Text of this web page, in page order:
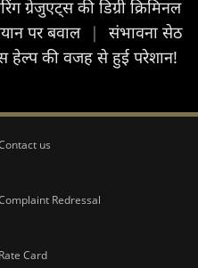
ग्रेजुएट्स की डिग्री क्रिमिनल
पर बवाल |
संभावना सेठ
हेल्प की वजह से हुई परेशान!
us
Redressal
Rate Card